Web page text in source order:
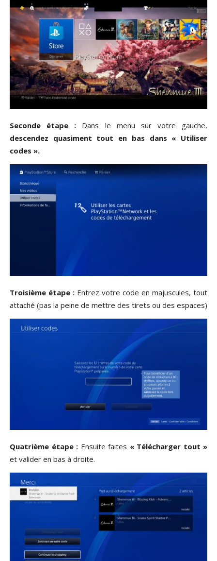
Seconde étape : Dans le menu sur votre gauche,
descendez quasiment tout en bas dans « Utiliser
codes ».
Troisième étape : Entrez votre code en majuscules, tout
attaché (pas la peine de mettre des tirets ou des espaces)
Quatrième étape : Ensuite faites « Télécharger tout »
et valider en bas à droite.